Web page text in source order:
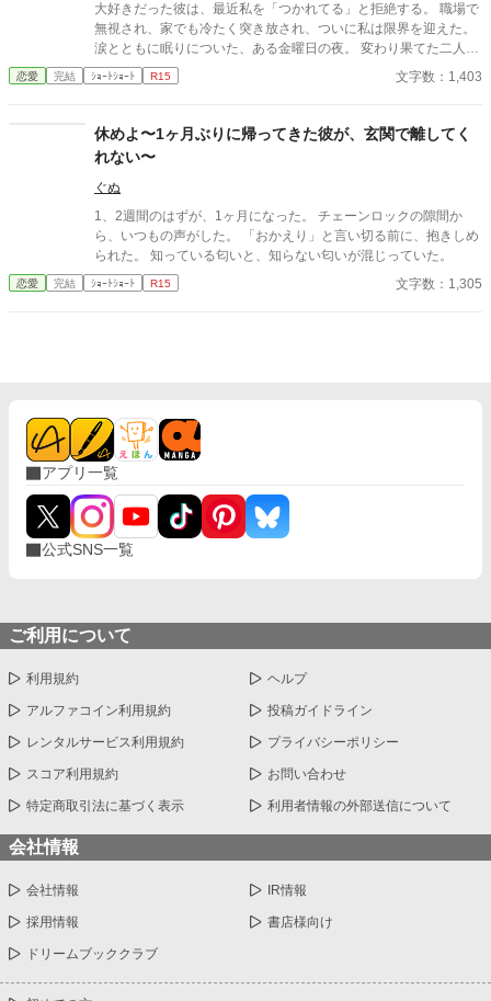
大好きだった彼は、最近私を「つかれてる」と拒絶する。 職場で
無視され、家でも冷たく突き放され、ついに私は限界を迎えた。
涙とともに眠りについた、ある金曜日の夜。 変わり果てた二人の
関係は、予想もしない結末を迎える。
恋愛 完結 ｼｮｰﾄｼｮｰﾄ R15 文字数：1,403
休めよ〜1ヶ月ぶりに帰ってきた彼が、玄関で離してく
れない〜
ぐぬ
1、2週間のはずが、1ヶ月になった。 チェーンロックの隙間か
ら、いつもの声がした。 「おかえり」と言い切る前に、抱きしめ
られた。 知っている匂いと、知らない匂いが混じっていた。
恋愛 完結 ｼｮｰﾄｼｮｰﾄ R15 文字数：1,305
アプリ一覧
公式SNS一覧
ご利用について
利用規約 ヘルプ
アルファコイン利用規約 投稿ガイドライン
レンタルサービス利用規約 プライバシーポリシー
スコア利用規約 お問い合わせ
特定商取引法に基づく表示 利用者情報の外部送信について
会社情報
会社情報 IR情報
採用情報 書店様向け
ドリームブッククラブ